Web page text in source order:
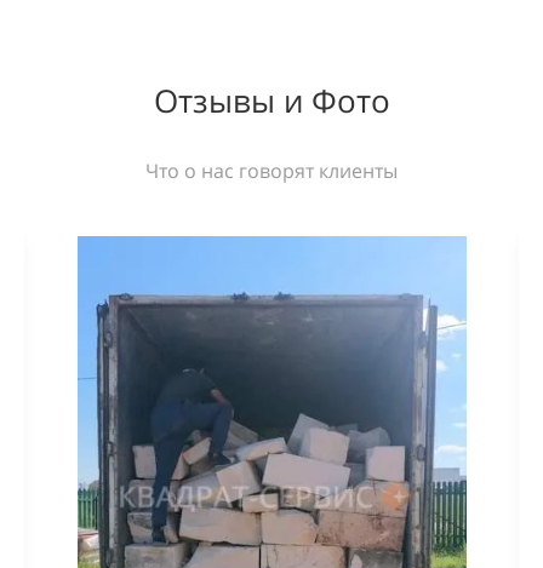
Отзывы и Фото
Что о нас говорят клиенты